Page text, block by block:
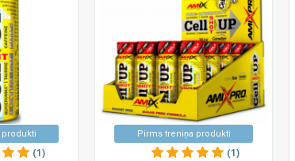
produkti
(1)
Pirms treniņa produkti
(1)